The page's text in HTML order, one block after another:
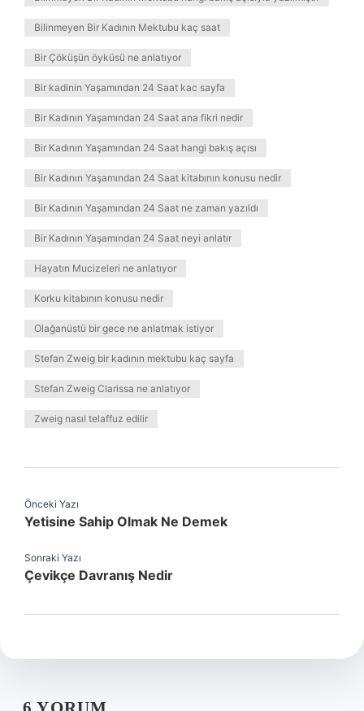
Bilinmeyen Bir Kadının Mektubu kaç saat
Bir Çöküşün öyküsü ne anlatıyor
Bir kadinin Yaşamından 24 Saat kac sayfa
Bir Kadının Yaşamından 24 Saat ana fikri nedir
Bir Kadının Yaşamından 24 Saat hangi bakış açısı
Bir Kadının Yaşamından 24 Saat kitabının konusu nedir
Bir Kadının Yaşamından 24 Saat ne zaman yazıldı
Bir Kadının Yaşamından 24 Saat neyi anlatır
Hayatın Mucizeleri ne anlatıyor
Korku kitabının konusu nedir
Olağanüstü bir gece ne anlatmak istiyor
Stefan Zweig bir kadının mektubu kaç sayfa
Stefan Zweig Clarissa ne anlatıyor
Zweig nasıl telaffuz edilir
Önceki Yazı
Yetisine Sahip Olmak Ne Demek
Sonraki Yazı
Çevikçe Davranış Nedir